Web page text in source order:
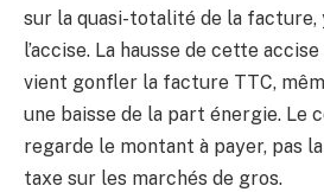
sur la quasi-totalité de la facture,
l’accise. La hausse de cette
vient gonfler la facture TTC,
une baisse de la part énergie. Le
regarde le montant à payer, pas
taxe sur les marchés de gros.